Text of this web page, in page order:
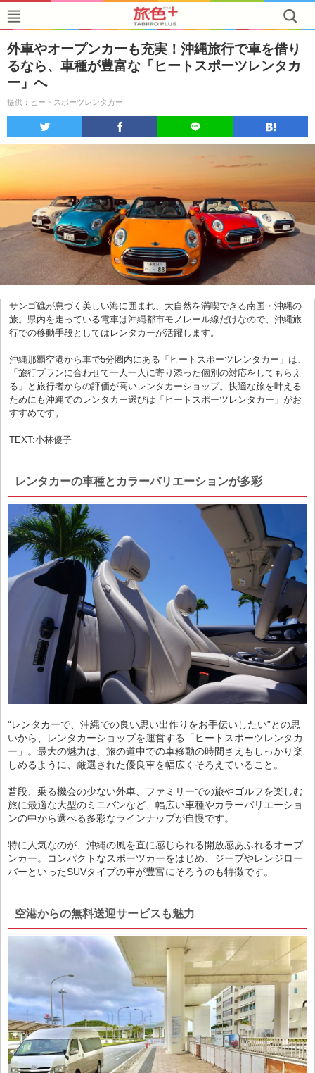
外車やオープンカーも充実！沖縄旅行で車を借り
るなら、車種が豊富な「ヒートスポーツレンタカ
ー」へ
提供：ヒートスポーツレンタカー
サンゴ礁が息づく美しい海に囲まれ、大自然を満喫できる南国・沖縄の
旅。県内を走っている電車は沖縄都市モノレール線だけなので、沖縄旅
行での移動手段としてはレンタカーが活躍します。
沖縄那覇空港から車で5分圏内にある「ヒートスポーツレンタカー」は、
「旅行プランに合わせて一人一人に寄り添った個別の対応をしてもらえ
る」と旅行者からの評価が高いレンタカーショップ。快適な旅を叶える
ためにも沖縄でのレンタカー選びは「ヒートスポーツレンタカー」がお
すすめです。
TEXT:小林優子
レンタカーの車種とカラーバリエーションが多彩
“レンタカーで、沖縄での良い思い出作りをお手伝いしたい”との思
いから、レンタカーショップを運営する「ヒートスポーツレンタカ
ー」。最大の魅力は、旅の道中での車移動の時間さえもしっかり楽
しめるように、厳選された優良車を幅広くそろえていること。
普段、乗る機会の少ない外車、ファミリーでの旅やゴルフを楽しむ
旅に最適な大型のミニバンなど、幅広い車種やカラーバリエーショ
ンの中から選べる多彩なラインナップが自慢です。
特に人気なのが、沖縄の風を直に感じられる開放感あふれるオープ
ンカー。コンパクトなスポーツカーをはじめ、ジープやレンジロー
バーといったSUVタイプの車が豊富にそろうのも特徴です。
空港からの無料送迎サービスも魅力